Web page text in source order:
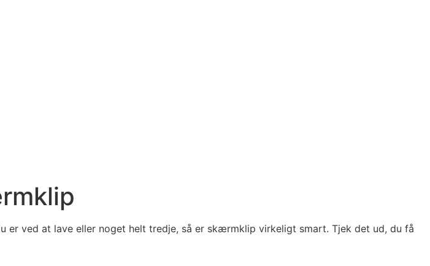
ved at lave eller noget helt tredje, så er skærmklip virkeligt smart. Tjek det ud, du få